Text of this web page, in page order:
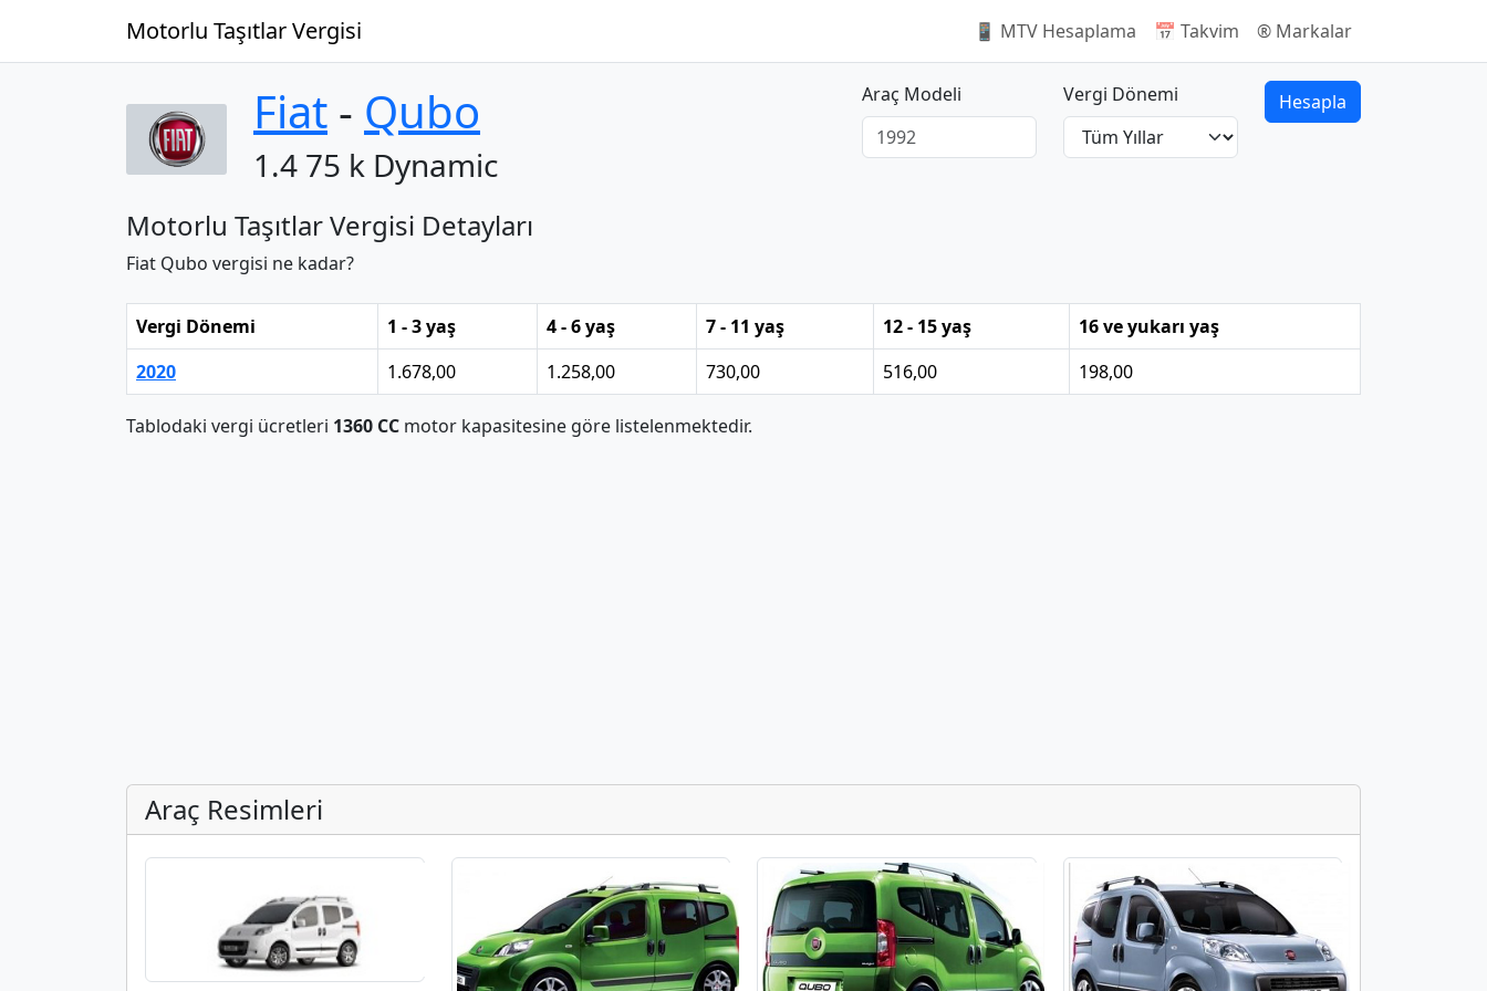
Motorlu Taşıtlar Vergisi 📱 MTV Hesaplama 📅 Takvim ®️ Markalar
Fiat ‐ Qubo
1.4 75 k Dynamic
Motorlu Taşıtlar Vergisi Detayları
Fiat Qubo vergisi ne kadar?
Araç Modeli Vergi Dönemi Hesapla
Vergi Dönemi 1 - 3 yaş 4 - 6 yaş 7 - 11 yaş 12 - 15 yaş
16 ve yukarı yaş
2020
1.678,00 1.258,00 730,00 516,00 198,00
Tablodaki vergi ücretleri 1360 CC motor kapasitesine göre listelenmektedir.
Araç Resimleri